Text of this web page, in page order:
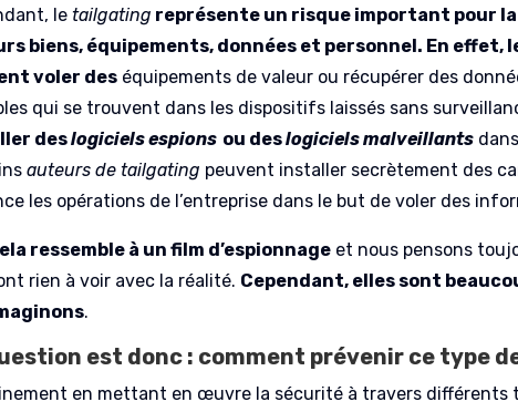
letailgating représente un risque important pour
biens, équipements, données et personnel. En effet,
voler des équipements de valeur ou récupérer des
qui se trouvent dans les dispositifs laissés sans
deslogiciels espions ou deslogiciels malveillants
auteurs de tailgating peuvent installer secrètement des
les opérations de l’entreprise dans le but de voler des
ressemble à un film d’espionnage et nous pensons
rien à voir avec la réalité. Cependant, elles sont
.
est donc : comment prévenir ce type
en mettant en œuvre la sécurité à travers différents